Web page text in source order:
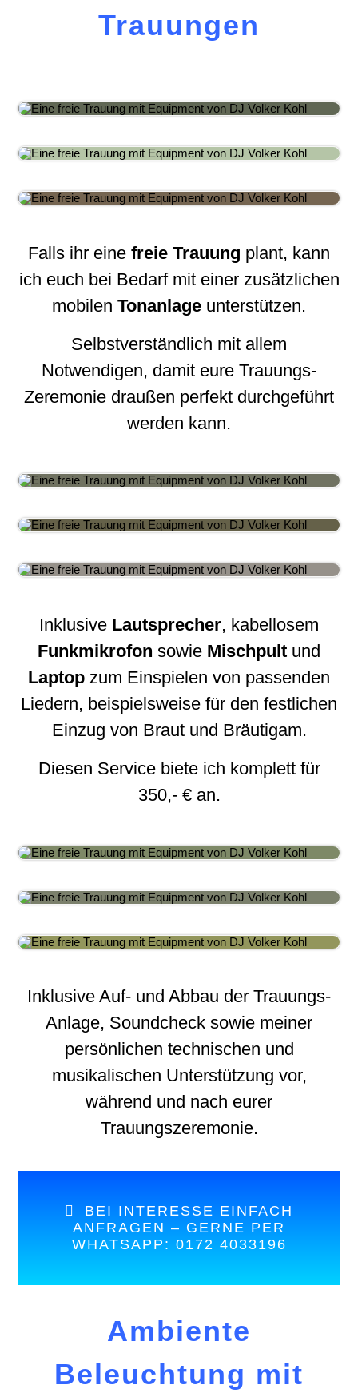
Trauungen
Falls ihr eine freie Trauung plant, kann
ich euch bei Bedarf mit einer zusätzlichen
mobilen Tonanlage unterstützen.
Selbstverständlich mit allem
Notwendigen, damit eure Trauungs-
Zeremonie draußen perfekt durchgeführt
werden kann.
Inklusive Lautsprecher, kabellosem
Funkmikrofon sowie Mischpult und
Laptop zum Einspielen von passenden
Liedern, beispielsweise für den festlichen
Einzug von Braut und Bräutigam.
Diesen Service biete ich komplett für
350,- € an.
Inklusive Auf- und Abbau der Trauungs-
Anlage, Soundcheck sowie meiner
persönlichen technischen und
musikalischen Unterstützung vor,
während und nach eurer
Trauungszeremonie.
BEI INTERESSE EINFACH
ANFRAGEN – GERNE PER
WHATSAPP: 0172 4033196
Ambiente
Beleuchtung mit